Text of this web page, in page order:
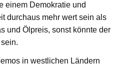
einem Demokratie und
durchaus mehr wert sein als
und Ölpreis, sonst könnte der
in westlichen Ländern